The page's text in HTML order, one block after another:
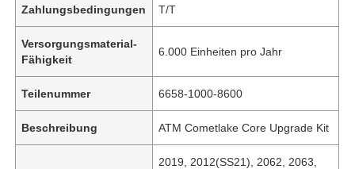
Zahlungsbedingungen T/T
Versorgungsmaterial-
Fähigkeit
6.000 Einheiten pro Jahr
Teilenummer 6658-1000-8600
Beschreibung ATM Cometlake Core Upgrade Kit
2019, 2012(SS21), 2062, 2063,